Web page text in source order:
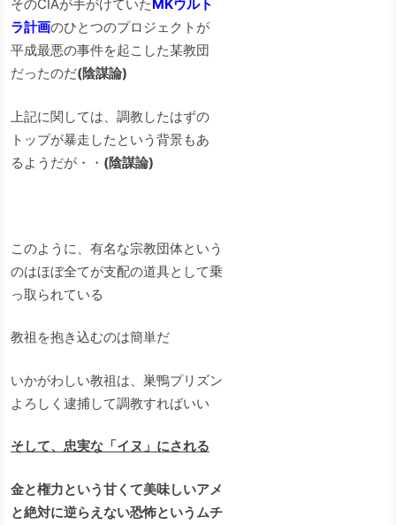
そのCIAが手がけていたMKウルト
ラ計画のひとつのプロジェクトが
平成最悪の事件を起こした某教団
だったのだ(陰謀論)
上記に関しては、調教したはずの
トップが暴走したという背景もあ
るようだが・・ (陰謀論)
このように、有名な宗教団体という
のはほぼ全てが支配の道具として乗
っ取られている
教祖を抱き込むのは簡単だ
いかがわしい教祖は、巣鴨プリズン
よろしく逮捕して調教すればいい
そして、忠実な「イヌ」にされる
金と権力という甘くて美味しいアメ
と絶対に逆らえない恐怖というムチ